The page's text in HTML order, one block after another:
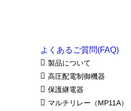
よくあるご質問(FAQ)
製品について
高圧配電制御機器
保護継電器
マルチリレー（MP11A）